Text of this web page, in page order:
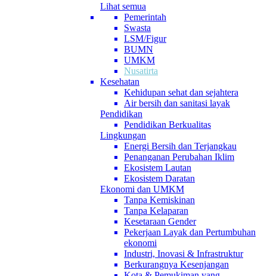
Lihat semua
Pemerintah
Swasta
LSM/Figur
BUMN
UMKM
Nusatirta
Kesehatan
Kehidupan sehat dan sejahtera
Air bersih dan sanitasi layak
Pendidikan
Pendidikan Berkualitas
Lingkungan
Energi Bersih dan Terjangkau
Penanganan Perubahan Iklim
Ekosistem Lautan
Ekosistem Daratan
Ekonomi dan UMKM
Tanpa Kemiskinan
Tanpa Kelaparan
Kesetaraan Gender
Pekerjaan Layak dan Pertumbuhan
ekonomi
Industri, Inovasi & Infrastruktur
Berkurangnya Kesenjangan